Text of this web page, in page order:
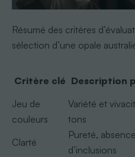
Résumé des critères
sélection d’une opale
Critère clé Description
Jeu de
couleurs
Variété et
tons
Clarté
Pureté, absence
d’inclusions